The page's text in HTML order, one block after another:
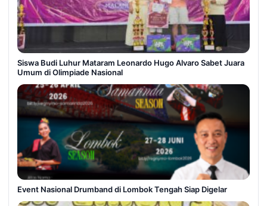
Siswa Budi Luhur Mataram Leonardo Hugo Alvaro Sabet Juara
Umum di Olimpiade Nasional
Event Nasional Drumband di Lombok Tengah Siap Digelar